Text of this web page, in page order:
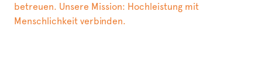
betreuen. Unsere Mission: Hochleistung mit
Menschlichkeit verbinden.